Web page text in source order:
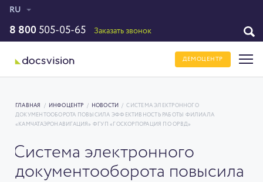
RU
8 800 505-05-65 Заказать звонок
ДЕМОЦЕНТР
ГЛАВНАЯ / ИНФОЦЕНТР / НОВОСТИ /
СИСТЕМА ЭЛЕКТРОННОГО
ДОКУМЕНТООБОРОТА ПОВЫСИЛА ЭФФЕКТИВНОСТЬ РАБОТЫ ФИЛИАЛА
«КАМЧАТАЭРОНАВИГАЦИЯ» ФГУП «ГОСКОРПОРАЦИЯ ПО ОРВД»
Система электронного
документооборота повысила